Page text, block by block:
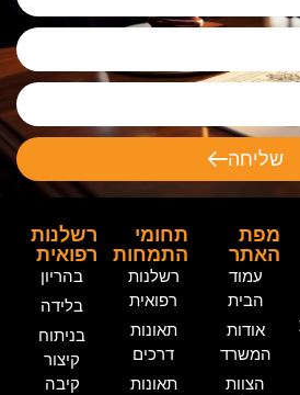
שליחה
מפת
האתר
עמוד
הבית
אודות
המשרד
הצוות
תחומי
התמחות
רשלנות
רפואית
תאונות
דרכים
תאונות
רשלנות
רפואית
בהריון
בלידה
בניתוח
קיצור
קיבה